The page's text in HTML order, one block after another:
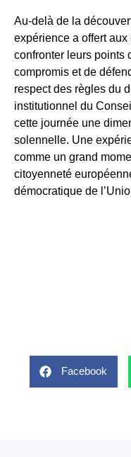
Au-delà de la
expérience a offert
confronter leurs points
compromis et de
respect des règles du
institutionnel du
cette journée une
solennelle. Une
comme un grand
citoyenneté
démocratique de
Facebook